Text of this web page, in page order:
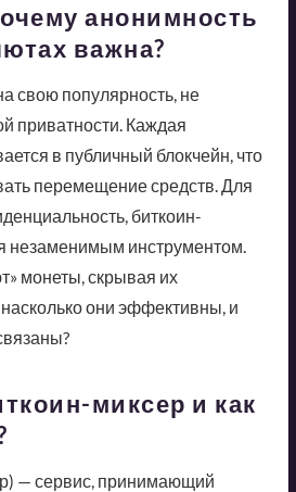
анонимность
важна?
свою популярность, не
приватности. Каждая
в публичный блокчейн, что
перемещение средств. Для
биткоин-
незаменимым инструментом.
монеты, скрывая их
они эффективны, и
миксер и как
— сервис, принимающий